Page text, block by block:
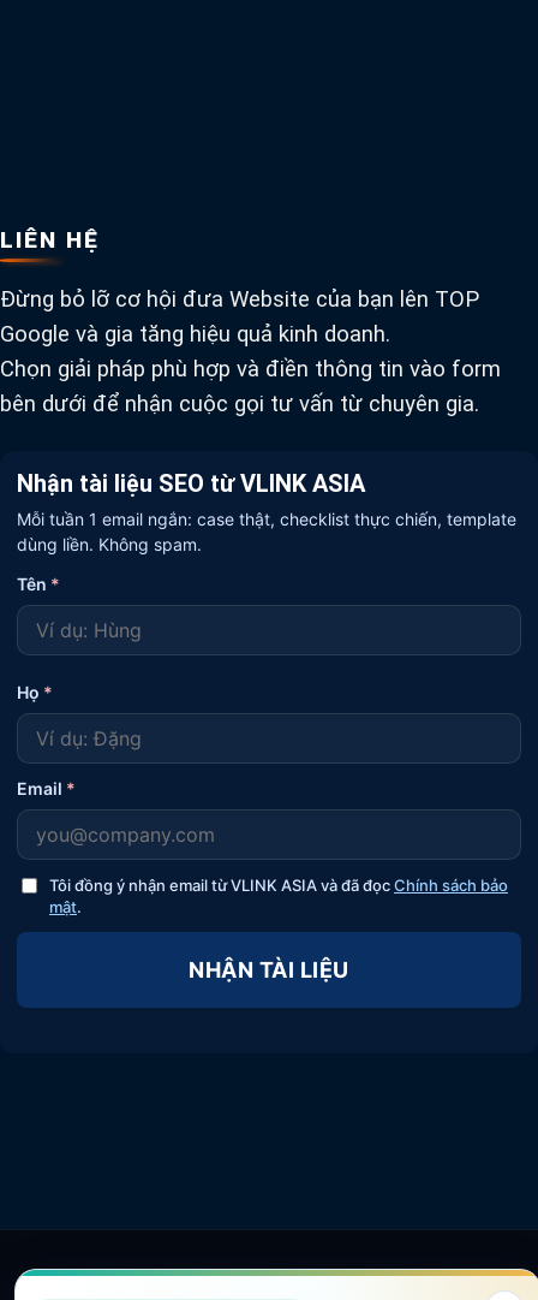
LIÊN HỆ
Đừng bỏ lỡ cơ hội đưa Website của bạn lên TOP
Google và gia tăng hiệu quả kinh doanh.
Chọn giải pháp phù hợp và điền thông tin vào form
bên dưới để nhận cuộc gọi tư vấn từ chuyên gia.
Nhận tài liệu SEO từ VLINK ASIA
Mỗi tuần 1 email ngắn: case thật, checklist thực chiến, template
dùng liền. Không spam.
Tên *
Họ *
Email *
Tôi đồng ý nhận email từ VLINK ASIA và đã đọcChính sách bảo
mật.
NHẬN TÀI LIỆU
Giới Thiệu VLINK ASIA